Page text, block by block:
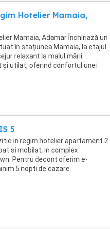
Hotelier Mamaia,
Mamaia, Adamar Închiriază un
în stațiunea Mamaia, la etajul
relaxant la malul mării.
utilat, oferind confortul unei
5
in regim hotelier apartament 2
si mobilat, in complex
Pentru decont oferim e-
5 nopti de cazare.